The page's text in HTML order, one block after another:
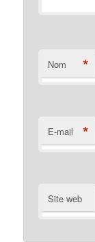
Nom *
E-mail *
Site web